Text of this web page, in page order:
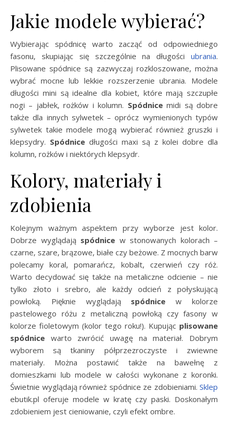
Jakie modele wybierać?
Wybierając spódnicę warto zacząć od odpowiedniego
fasonu, skupiając się szczególnie na długości ubrania.
Plisowane spódnice są zazwyczaj rozkloszowane, można
wybrać mocne lub lekkie rozszerzenie ubrania. Modele
długości mini są idealne dla kobiet, które mają szczupłe
nogi – jabłek, rożków i kolumn. Spódnicemidi są dobre
także dla innych sylwetek – oprócz wymienionych typów
sylwetek takie modele mogą wybierać również gruszki i
klepsydry. Spódnice długości maxi są z kolei dobre dla
kolumn, rożków i niektórych klepsydr.
Kolory, materiały i
zdobienia
Kolejnym ważnym aspektem przy wyborze jest kolor.
Dobrze wyglądają spódnice w stonowanych kolorach –
czarne, szare, brązowe, białe czy beżowe. Z mocnych barw
polecamy koral, pomarańcz, kobalt, czerwień czy róż.
Warto decydować się także na metaliczne odcienie – nie
tylko złoto i srebro, ale każdy odcień z połyskującą
powłoką. Pięknie wyglądają spódnice w kolorze
pastelowego różu z metaliczną powłoką czy fasony w
kolorze fioletowym (kolor tego roku!). Kupując plisowane
spódnice warto zwrócić uwagę na materiał. Dobrym
wyborem są tkaniny półprzezroczyste i zwiewne
materiały. Można postawić także na bawełnę z
domieszkami lub modele w całości wykonane z koronki.
Świetnie wyglądają również spódnice ze zdobieniami. Sklep
ebutik.pl oferuje modele w kratę czy paski. Doskonałym
zdobieniem jest cieniowanie, czyli efekt ombre.